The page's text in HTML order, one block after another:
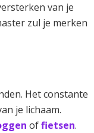
van je
zul je merken
Het constante
je lichaam.
offietsen.